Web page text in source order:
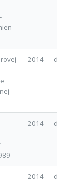
2014 d
2014 d
2014 d